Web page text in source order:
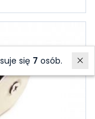
się 7 osób.